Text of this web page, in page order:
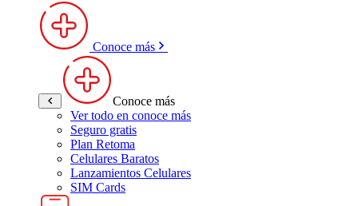
Conoce más
Conoce más
Ver todo en conoce más
Seguro gratis
Plan Retoma
Celulares Baratos
Lanzamientos Celulares
SIM Cards